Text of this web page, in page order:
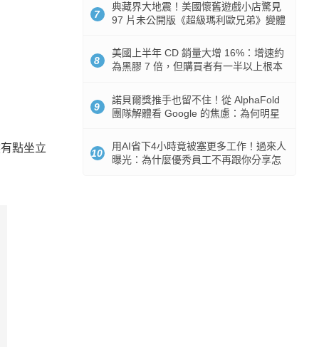
點坐立
7
典藏界大地震！美國懷舊遊戲小店驚見
97 片未公開版《超級瑪利歐兄弟》變體
8
美國上半年 CD 銷量大增 16%：增速約
為黑膠 7 倍，但購買者有一半以上根本
9
諾貝爾獎推手也留不住！從 AlphaFold
團隊解體看 Google 的焦慮：為何明星
10
用AI省下4小時竟被塞更多工作！過來人
曝光：為什麼優秀員工不再跟你分享怎